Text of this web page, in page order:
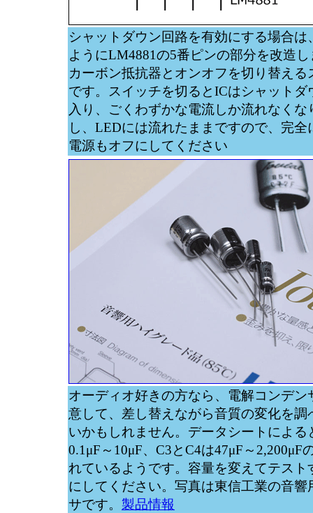
シャットダウン回路を有効にする場合は
ようにLM4881の5番ピンの部分を改造
カーボン抵抗器とオンオフを切り替える
です。スイッチを切るとICはシャットダ
入り、ごくわずかな電流しか流れなくな
し、LEDには流れたままですので、完全
電源もオフにしてください
オーディオ好きの方なら、電解コンデン
意して、差し替えながら音質の変化を調
いかもしれません。データシートによる
0.1μF～10μF、C3とC4は47μF～2,200μF
れているようです。容量を変えてテスト
にしてください。写真は東信工業の音響
サです。 製品情報